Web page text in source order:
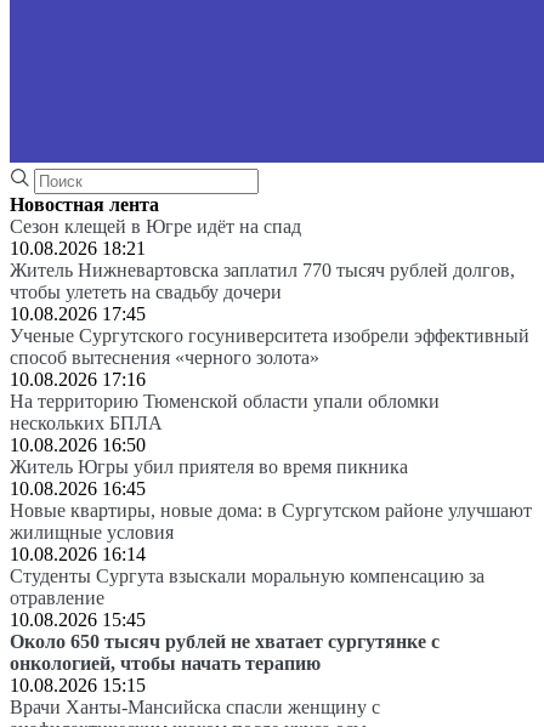
Новостная лента
Сезон клещей в Югре идёт на спад
10.08.2026 18:21
Житель Нижневартовска заплатил 770 тысяч рублей долгов,
чтобы улететь на свадьбу дочери
10.08.2026 17:45
Ученые Сургутского госуниверситета изобрели эффективный
способ вытеснения «черного золота»
10.08.2026 17:16
На территорию Тюменской области упали обломки
нескольких БПЛА
10.08.2026 16:50
Житель Югры убил приятеля во время пикника
10.08.2026 16:45
Новые квартиры, новые дома: в Сургутском районе улучшают
жилищные условия
10.08.2026 16:14
Студенты Сургута взыскали моральную компенсацию за
отравление
10.08.2026 15:45
Около 650 тысяч рублей не хватает сургутянке с
онкологией, чтобы начать терапию
10.08.2026 15:15
Врачи Ханты-Мансийска спасли женщину с